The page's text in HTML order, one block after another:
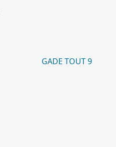
GADE TOUT 9